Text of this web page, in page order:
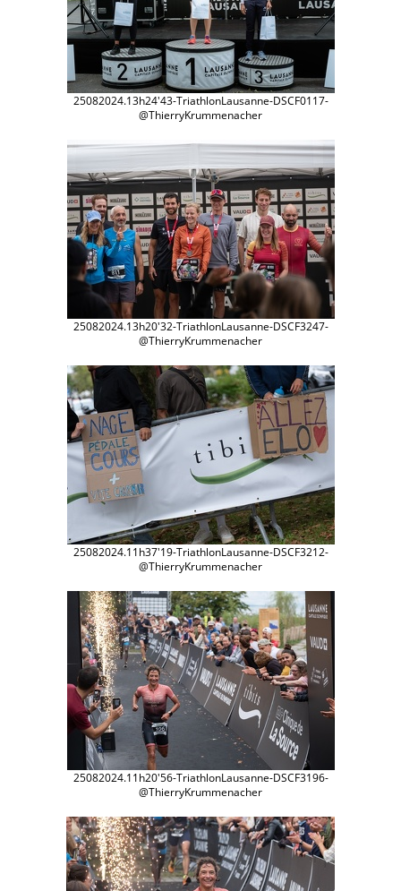
25082024.13h24'43-TriathlonLausanne-DSCF0117-
@ThierryKrummenacher
25082024.13h20'32-TriathlonLausanne-DSCF3247-
@ThierryKrummenacher
25082024.11h37'19-TriathlonLausanne-DSCF3212-
@ThierryKrummenacher
25082024.11h20'56-TriathlonLausanne-DSCF3196-
@ThierryKrummenacher